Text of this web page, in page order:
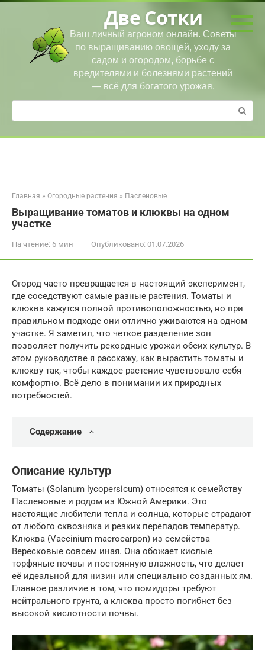
Перейти
Две Сотки
Ваш личный агроном онлайн. Советы
по выращиванию овощей, уходу за
садом и огородом, борьбе с
вредителями и болезнями растений
— всё для богатого урожая.
Поиск:
Главная » Огородные растения » Пасленовые
Выращивание томатов и клюквы на одном
участке
На чтение: 6 мин Опубликовано: 01.07.2026
Огород часто превращается в настоящий эксперимент,
где соседствуют самые разные растения. Томаты и
клюква кажутся полной противоположностью, но при
правильном подходе они отлично уживаются на одном
участке. Я заметил, что четкое разделение зон
позволяет получить рекордные урожаи обеих культур. В
этом руководстве я расскажу, как вырастить томаты и
клюкву так, чтобы каждое растение чувствовало себя
комфортно. Всё дело в понимании их природных
потребностей.
Содержание
Описание культур
Томаты (Solanum lycopersicum) относятся к семейству
Пасленовые и родом из Южной Америки. Это
настоящие любители тепла и солнца, которые страдают
от любого сквозняка и резких перепадов температур.
Клюква (Vaccinium macrocarpon) из семейства
Вересковые совсем иная. Она обожает кислые
торфяные почвы и постоянную влажность, что делает
её идеальной для низин или специально созданных ям.
Главное различие в том, что помидоры требуют
нейтрального грунта, а клюква просто погибнет без
высокой кислотности почвы.